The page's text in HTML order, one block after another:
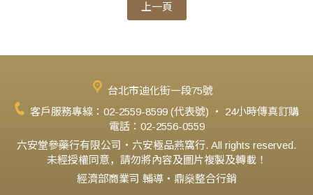
上一頁
台北市迪化街一段75號
客戶服務專線：02-2559-8599 (代表號) ‧ 24小時傳真訂購
電話：02-2556-0559
六安堂參藥行有限公司‧六安極品燕窩行. All rights reserved.
未經授權同意，請勿將內容及圖片複製及轉載！
經濟部商業司 輔導‧鼎燊整合行銷